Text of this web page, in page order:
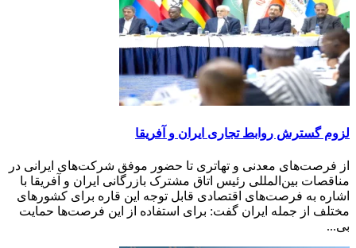
لزوم گسترش روابط تجاری ایران و آفریقا
از فرصت‌های معدنی و تهاتری تا حضور موفق شرکت‌های ایرانی در
مناقصات بین‌المللی رئیس اتاق مشترک بازرگانی ایران و آفریقا با
اشاره به فرصت‌های اقتصادی قابل توجه این قاره برای کشورهای
مختلف از جمله ایران گفت: برای استفاده از این فرصت‌ها حمایت
بی...